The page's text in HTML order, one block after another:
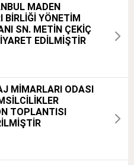
MADEN
BİRLİĞİ YÖNETİM
SN. METİN ÇEKİÇ
EDİLMİŞTİR
MİMARLARI ODASI
TOPLANTISI